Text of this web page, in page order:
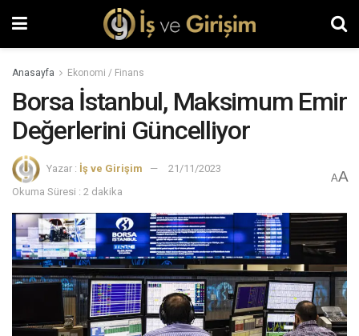
Anasayfa Ekonomi / Finans
Borsa İstanbul, Maksimum Emir
Değerlerini Güncelliyor
Yazar : İş ve Girişim
21/11/2023
Okuma Süresi : 2 dakika
AA